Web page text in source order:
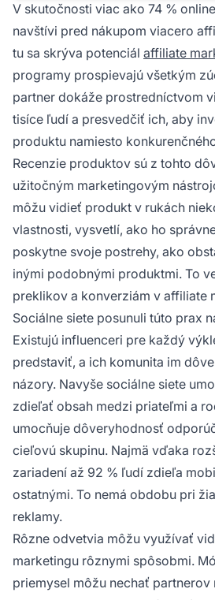
V skutočnosti viac ako 74 %
navštívi pred nákupom viacero
tu sa skrýva potenciál affiliate
programy prospievajú všetkým
partner dokáže prostredníctvom
tisíce ľudí a presvedčiť ich, aby
produktu namiesto
Recenzie produktov sú z tohto
užitočným marketingovým
môžu vidieť produkt v rukách
vlastnosti, vysvetlí, ako ho
poskytne svoje postrehy, ako
inými podobnými produktmi. To
preklikov a konverziám v affiliate
Sociálne siete posunuli túto prax
Existujú influenceri pre každý
predstaviť, a ich komunita im
názory. Navyše sociálne siete
zdieľať obsah medzi priateľmi a
umocňuje dôveryhodnosť
cieľovú skupinu. Najmä vďaka
zariadení až 92 % ľudí zdieľa
ostatnými. To nemá obdobu pri
reklamy.
Rôzne odvetvia môžu využívať
marketingu rôznymi spôsobmi.
priemysel môžu nechať